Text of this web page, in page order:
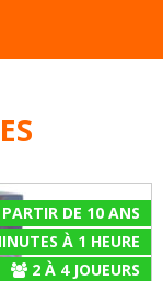
DE 10 ANS
À 1 HEURE
2À 4JOUEURS